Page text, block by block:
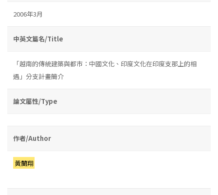
2006年3月
中英文篇名/Title
「越南的傳統建築與都市：中國文化、印度文化在印度支那上的相
遇」分支計畫簡介
論文屬性/Type
作者/Author
黃蘭翔